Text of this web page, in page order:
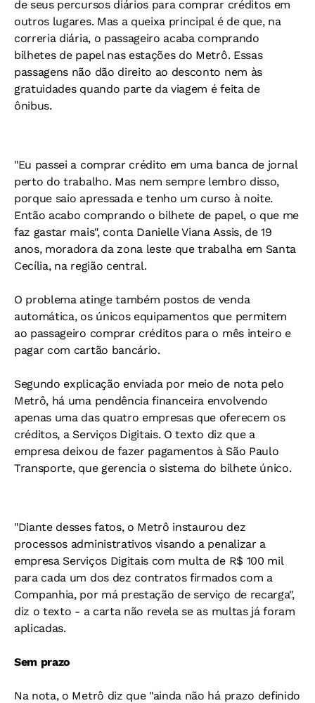
de seus percursos diários para comprar créditos em
outros lugares. Mas a queixa principal é de que, na
correria diária, o passageiro acaba comprando
bilhetes de papel nas estações do Metrô. Essas
passagens não dão direito ao desconto nem às
gratuidades quando parte da viagem é feita de
ônibus.
"Eu passei a comprar crédito em uma banca de jornal
perto do trabalho. Mas nem sempre lembro disso,
porque saio apressada e tenho um curso à noite.
Então acabo comprando o bilhete de papel, o que me
faz gastar mais", conta Danielle Viana Assis, de 19
anos, moradora da zona leste que trabalha em Santa
Cecília, na região central.
O problema atinge também postos de venda
automática, os únicos equipamentos que permitem
ao passageiro comprar créditos para o mês inteiro e
pagar com cartão bancário.
Segundo explicação enviada por meio de nota pelo
Metrô, há uma pendência financeira envolvendo
apenas uma das quatro empresas que oferecem os
créditos, a Serviços Digitais. O texto diz que a
empresa deixou de fazer pagamentos à São Paulo
Transporte, que gerencia o sistema do bilhete único.
"Diante desses fatos, o Metrô instaurou dez
processos administrativos visando a penalizar a
empresa Serviços Digitais com multa de R$ 100 mil
para cada um dos dez contratos firmados com a
Companhia, por má prestação de serviço de recarga",
diz o texto - a carta não revela se as multas já foram
aplicadas.
Sem prazo
Na nota, o Metrô diz que "ainda não há prazo definido